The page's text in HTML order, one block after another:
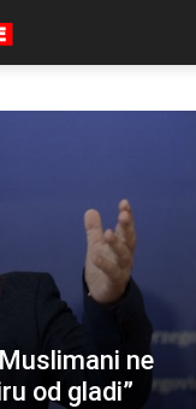
ne
od gladi”